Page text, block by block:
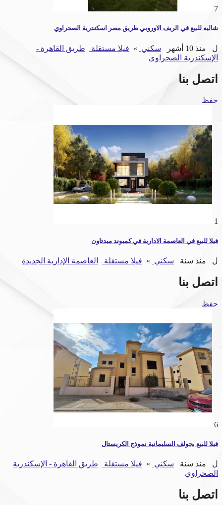
7
شاليه للبيع في الريف الاوروبي طريق مصر اسكندرية الصحراوي
ل منذ 10 أشهر سكني » فيلا مستقلة
طريق القاهرة -
الإسكندرية الصحراوي
اتصل بنا
حفظ
1
فيلا للبيع في العاصمة الادارية في كمبوند ميدتاون
ل منذ سنة سكني » فيلا مستقلة العاصمة الإدارية الجديدة
اتصل بنا
حفظ
6
فيلا للبيع بجولف السليمانية نموذج الكريستال
ل منذ سنة سكني » فيلا مستقلة
طريق القاهرة - الإسكندرية
الصحراوي
اتصل بنا